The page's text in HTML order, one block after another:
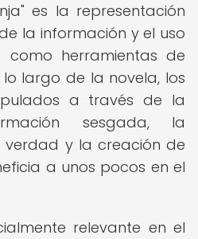
es la representación
la información y el uso
herramientas de
largo de la novela, los
a través de la
sesgada, la
verdad y la creación de
a unos pocos en el
relevante en el